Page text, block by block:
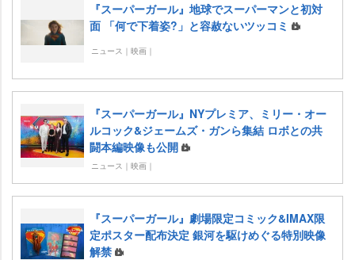
『スーパーガール』地球でスーパーマンと初対
面 「何で下着姿?」と容赦ないツッコミ
ニュース｜映画｜
『スーパーガール』NYプレミア、ミリー・オー
ルコック&ジェームズ・ガンら集結 ロボとの共
闘本編映像も公開
ニュース｜映画｜
『スーパーガール』劇場限定コミック&IMAX限
定ポスター配布決定 銀河を駆けめぐる特別映像
解禁